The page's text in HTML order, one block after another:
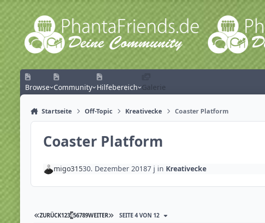
Zum Inhalt springen
Browse Community Hilfebereich Galerie
Startseite Off-Topic Kreativecke Coaster Platform
Coaster Platform
migo31530. Dezember 20187 j in Kreativecke
ZURÜCK123456789WEITER SEITE 4 VON 12